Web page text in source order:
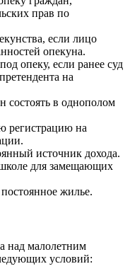
прав по
если лицо
опекуна.
опеку, если ранее суд
на
состоять в однополом
регистрацию на
источник дохода.
для замещающих
жилье.
над малолетним
условий: